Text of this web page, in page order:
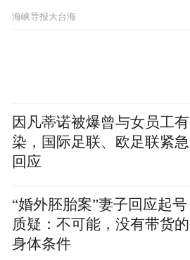
​海峡导报大台海
因凡蒂诺被爆曾与女员工有
染，国际足联、欧足联紧急
回应
“婚外胚胎案”妻子回应起号
质疑：不可能，没有带货的
身体条件